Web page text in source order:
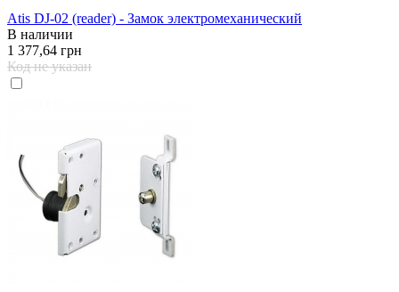
Atis DJ-02 (reader) - Замок электромеханический
В наличии
1 377,64 грн
Код не указан